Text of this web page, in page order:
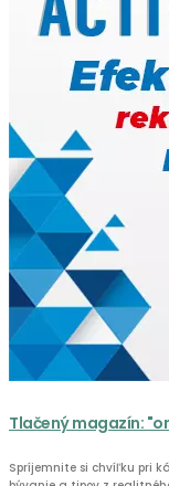
Tlačený magazín:
Spríjemnite si chvíľku pri